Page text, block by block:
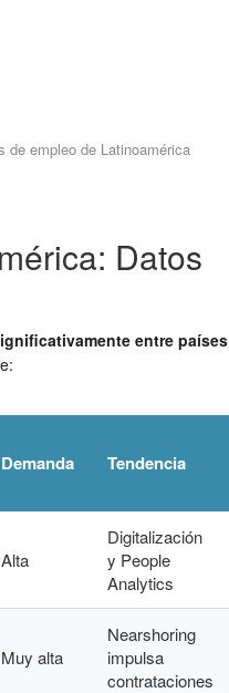
de empleo de Latinoamérica
Datos
entre países
Demanda Tendencia
Alta
Digitalización
y People
Analytics
Muy alta
Nearshoring
impulsa
contrataciones